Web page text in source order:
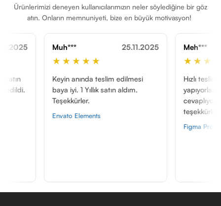
Ürünlerimizi deneyen kullanıcılarımızın neler söylediğine bir göz
atın. Onların memnuniyeti, bize en büyük motivasyon!
Muh*** 25.11.2025
★★★★★
Keyin anında teslim edilmesi
baya iyi. 1 Yıllık satın aldım.
Teşekkürler.
Envato Elements
Meh***
★★★★★
Hızlı teslim, anında
yapıyorlar ve her
cevaplıyorlar, herşey
Figma Pro EDU (Yeni